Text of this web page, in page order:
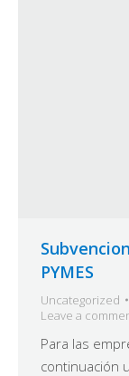
PYMES
Uncategorized
Leave a
Para las
continuación